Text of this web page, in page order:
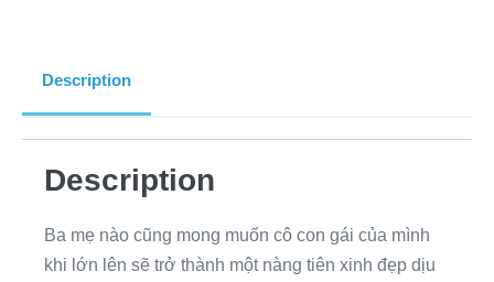
Description
Description
Ba mẹ nào cũng mong muốn cô con gái của mình
khi lớn lên sẽ trở thành một nàng tiên xinh đẹp dịu